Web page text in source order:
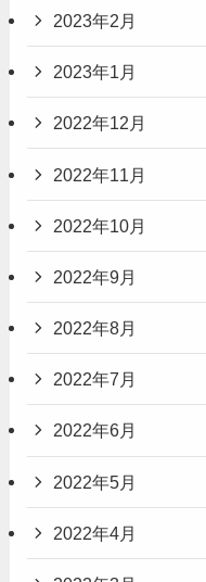
2023年2月
2023年1月
2022年12月
2022年11月
2022年10月
2022年9月
2022年8月
2022年7月
2022年6月
2022年5月
2022年4月